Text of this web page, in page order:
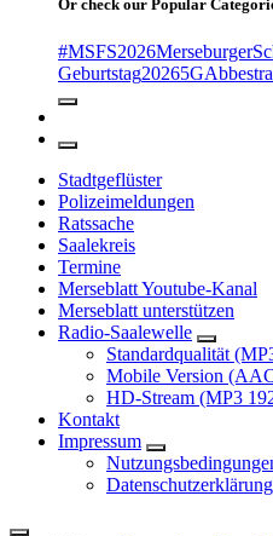
Or check our Popular
Geburtstag20265G
Stadtgeflüster
Polizeimeldungen
Ratssache
Saalekreis
Termine
Merseblatt Youtube-Kanal
Merseblatt unterstützen
Radio-Saalewelle
Standardqualität
Mobile Version
HD-Stream (MP3
Kontakt
Impressum
Datenschutzerklärung